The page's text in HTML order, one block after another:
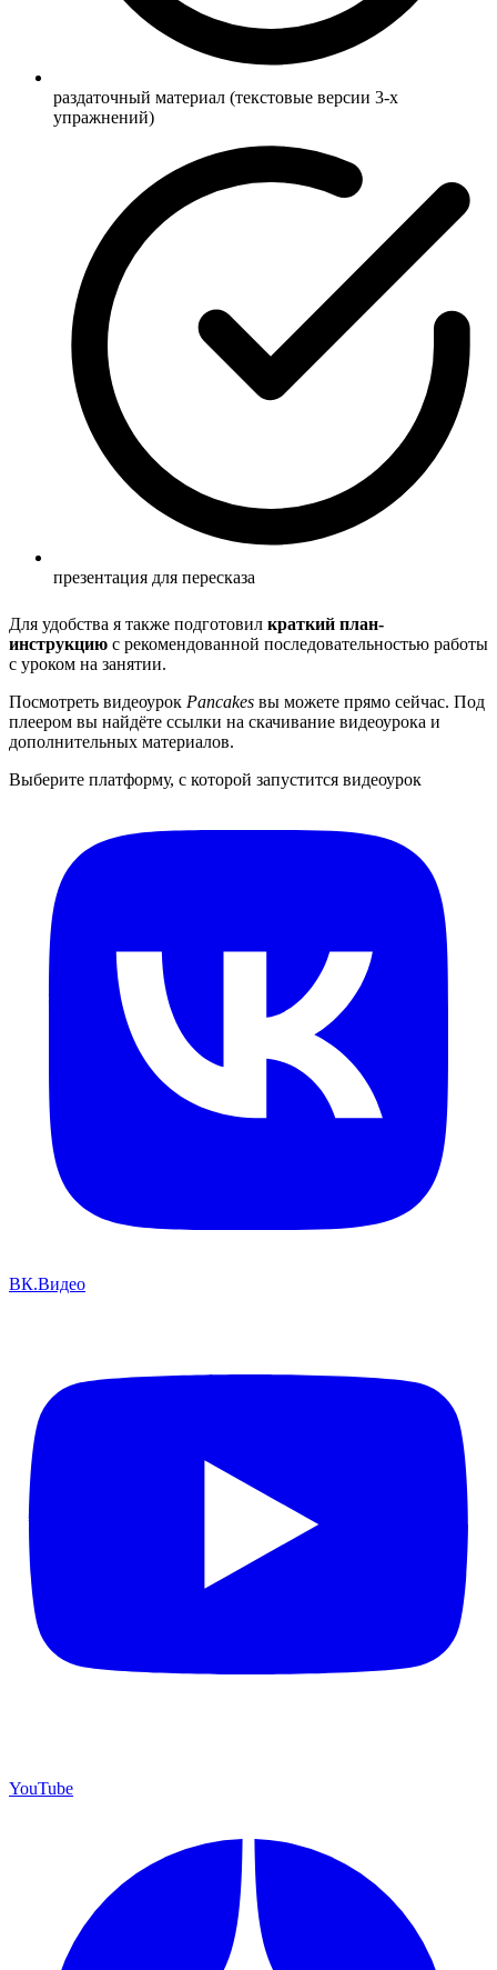
раздаточный материал (текстовые версии 3-х
упражнений)
презентация для пересказа
Для удобства я также подготовил краткий план-
инструкцию с рекомендованной последовательностью работы
с уроком на занятии.
Посмотреть видеоурок Pancakes вы можете прямо сейчас. Под
плеером вы найдёте ссылки на скачивание видеоурока и
дополнительных материалов.
Выберите платформу, с которой запустится видеоурок
ВК.Видео
YouTube